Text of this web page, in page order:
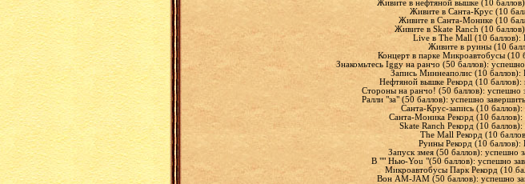
Живите в нефтяной вышке (10
Живите в Санта-Крус (10
Живите в Санта-Монике (10
Живите в Skate Ranch (10
Live в The Mall (10 баллов):
Живите в руины (10
Концерт в парке Микроавтобусы (10
Знакомьтесь Iggy на ранчо (50 баллов):
Запись Миннеаполис (10 баллов):
Нефтяной вышке Рекорд (10 баллов):
Стороны на ранчо! (50 баллов): успешно
Ралли "за" (50 баллов): успешно
Санта-Крус-запись (10
Санта-Моника Рекорд (10
Skate Ranch Рекорд (10
The Mall Рекорд (10
Руины Рекорд (10 баллов):
Запуск змея (50 баллов): успешно
В "" Нью-You "(50 баллов): успешно
Микроавтобусы Парк Рекорд (10
Вон АМ-JAM (50 баллов): успешно